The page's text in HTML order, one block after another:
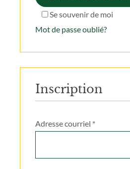
Se souvenir de moi
Mot de passe oublié?
Inscription
Adresse courriel *Obligatoire